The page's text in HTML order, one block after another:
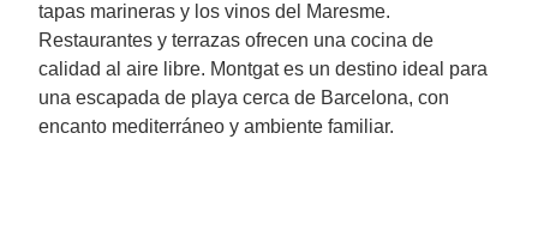
tapas marineras y los vinos del Maresme.
Restaurantes y terrazas ofrecen una cocina de
calidad al aire libre. Montgat es un destino ideal para
una escapada de playa cerca de Barcelona, con
encanto mediterráneo y ambiente familiar.